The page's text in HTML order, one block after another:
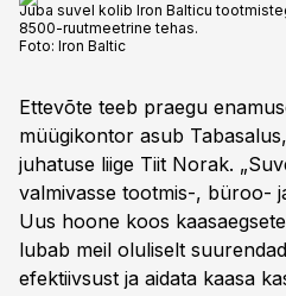
Juba suvel kolib Iron Balticu
8500-ruutmeetrine tehas.
Foto: Iron Baltic
Ettevõte teeb praegu
müügikontor asub
juhatuse liige Tiit Norak.
valmivasse tootmis-, büroo-
Uus hoone koos
lubab meil oluliselt
efektiivsust ja aidata kaasa